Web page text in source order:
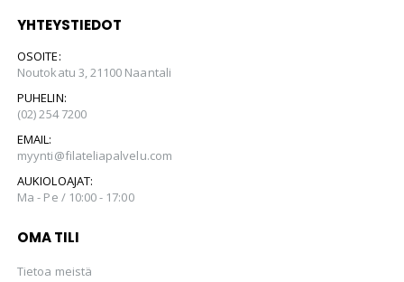
YHTEYSTIEDOT
OSOITE:
Noutokatu 3, 21100 Naantali
PUHELIN:
(02) 254 7200
EMAIL:
myynti@filateliapalvelu.com
AUKIOLOAJAT:
Ma - Pe / 10:00 - 17:00
OMA TILI
Tietoa meistä